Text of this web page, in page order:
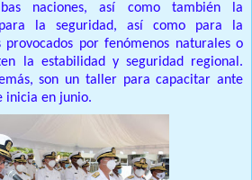
naciones, así como también la
la seguridad, así como para la
provocados por fenómenos naturales o
la estabilidad y seguridad regional.
son un taller para capacitar ante
inicia en junio.